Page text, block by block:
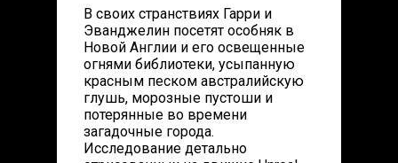
В своих странствиях Гарри и
Эванджелин посетят особняк в
Новой Англии и его освещенные
огнями библиотеки, усыпанную
красным песком австралийскую
глушь, морозные пустоши и
потерянные во времени
загадочные города.
Исследование детально